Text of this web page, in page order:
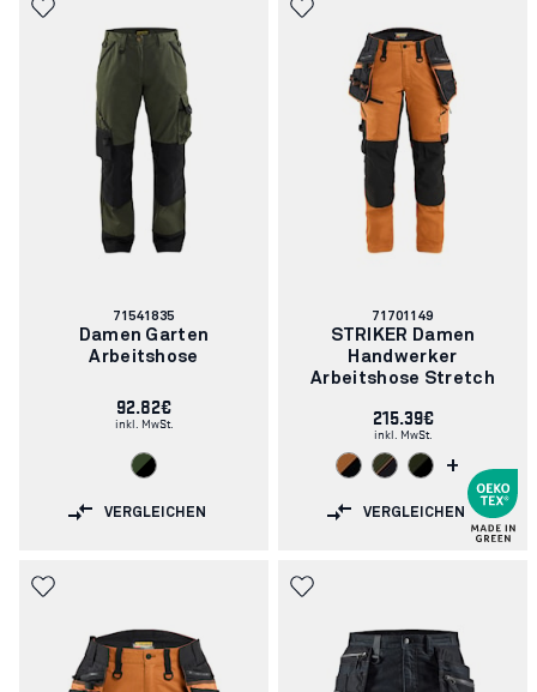
Artikelnummer:
71541835
Damen Garten
Arbeitshose
92.82€
inkl. MwSt.
VERGLEICHEN
Artikelnummer:
71701149
STRIKER Damen
Handwerker
Arbeitshose Stretch
215.39€
inkl. MwSt.
+
VERGLEICHEN